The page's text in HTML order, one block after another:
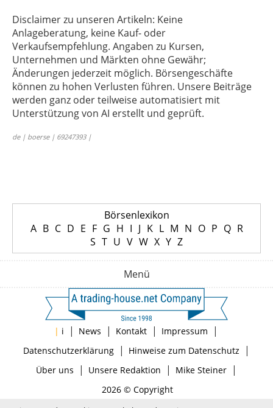
Disclaimer zu unseren Artikeln: Keine
Anlageberatung, keine Kauf- oder
Verkaufsempfehlung. Angaben zu Kursen,
Unternehmen und Märkten ohne Gewähr;
Änderungen jederzeit möglich. Börsengeschäfte
können zu hohen Verlusten führen. Unsere Beiträge
werden ganz oder teilweise automatisiert mit
Unterstützung von AI erstellt und geprüft.
de | boerse | 69247393 |
Börsenlexikon
A B C D E F G H I J K L M N O P Q R
S T U V W X Y Z
Menü
| i | News | Kontakt | Impressum |
Datenschutzerklärung| Hinweise zum Datenschutz |
Über uns | Unsere Redaktion | Mike Steiner|
2026 © Copyright